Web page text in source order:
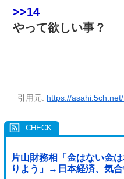
>>14
やって欲しい事？
引用元: https://
片山財務相「金はない金
りよう」→日本経済、気